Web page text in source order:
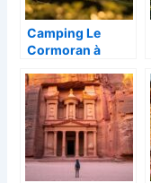
Camping Le
Cormoran à
Église : Escapade
5 étoiles en
Normandie pour
des vacances
inoubliables